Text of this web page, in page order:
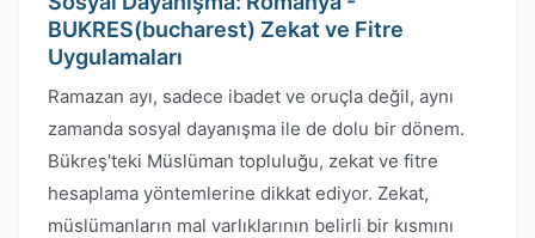
BUKRES(bucharest) Zekat ve Fitre
Uygulamaları
Ramazan ayı, sadece ibadet ve oruçla değil, aynı
zamanda sosyal dayanışma ile de dolu bir dönem.
Bükreş'teki Müslüman topluluğu, zekat ve fitre
hesaplama yöntemlerine dikkat ediyor. Zekat,
müslümanların mal varlıklarının belirli bir kısmını